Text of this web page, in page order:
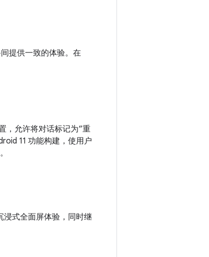
提供一致的体验。在
，允许将对话标记为“重
11 功能构建，使用户
浸式全面屏体验，同时继